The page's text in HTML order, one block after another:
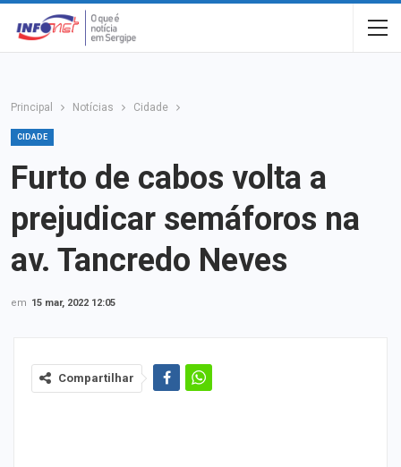
Principal Notícias Cidade
CIDADE
Furto de cabos volta a
prejudicar semáforos na
av. Tancredo Neves
em 15 mar, 2022 12:05
Compartilhar